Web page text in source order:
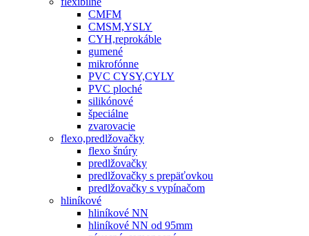
CMFM
CMSM,YSLY
CYH,reprokáble
gumené
mikrofónne
PVC CYSY,CYLY
PVC ploché
silikónové
špeciálne
zvarovacie
flexo,predlžovačky
flexo šnúry
predlžovačky
predlžovačky s prepäťovkou
predlžovačky s vypínačom
hliníkové
hliníkové NN
hliníkové NN od 95mm